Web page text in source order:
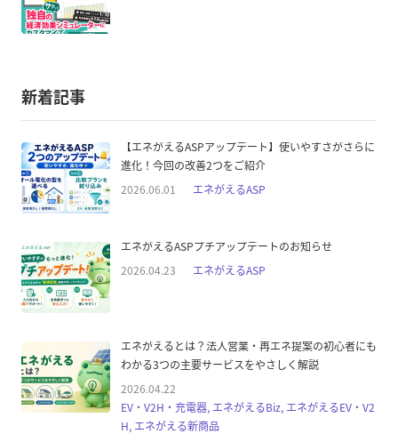
新着記事
【エネがえるASPアップデート】使いやすさがさらに
進化！今回の改善2つをご紹介
2026.06.01
エネがえるASP
エネがえるASPプチアップデートのお知らせ
2026.04.23
エネがえるASP
エネがえるとは？法人営業・再エネ提案の初心者にも
わかる3つの主要サービスをやさしく解説
2026.04.22
EV・V2H・充電器, エネがえるBiz, エネがえるEV・V2
H, エネがえる新商品